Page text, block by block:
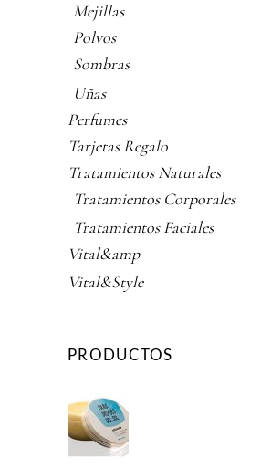
Mejillas
Polvos
Sombras
Uñas
Perfumes
Tarjetas Regalo
Tratamientos Naturales
Tratamientos Corporales
Tratamientos Faciales
Vital&amp
Vital&Style
PRODUCTOS